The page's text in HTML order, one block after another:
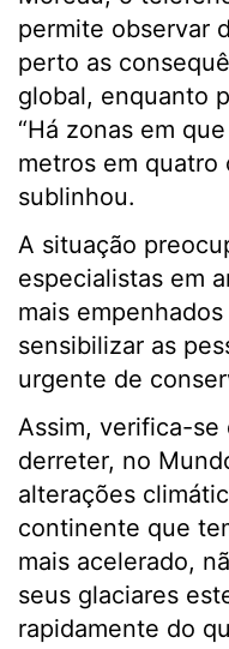
permite observar
perto as
global, enquanto
“Há zonas em
metros em quatro
sublinhou.
A situação
especialistas em
mais
sensibilizar as
urgente de
Assim, verifica-se
derreter, no
alterações
continente que
mais acelerado,
seus glaciares
rapidamente do